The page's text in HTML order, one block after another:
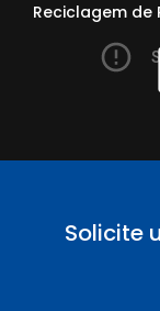
Reciclagem de
Solicite